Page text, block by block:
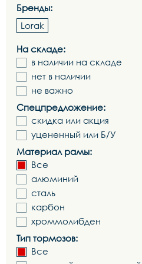
Бренды:
Lorak
На складе:
в наличии на складе
нет в наличии
не важно
Спецпредложение:
скидка или акция
уцененный или Б/У
Материал рамы:
Все
алюминий
сталь
карбон
хроммолибден
Тип тормозов:
Все